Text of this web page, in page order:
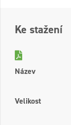
Ke stažení
Název
Velikost